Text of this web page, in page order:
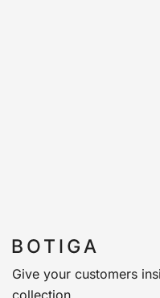
Give your customers
collection.